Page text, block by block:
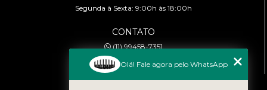
Segunda à Sexta: 9:00h às 18:00h
CONTATO
(11) 99458-7351
cursoabtrans@gmail.com
Olá! Fale agora pelo WhatsApp